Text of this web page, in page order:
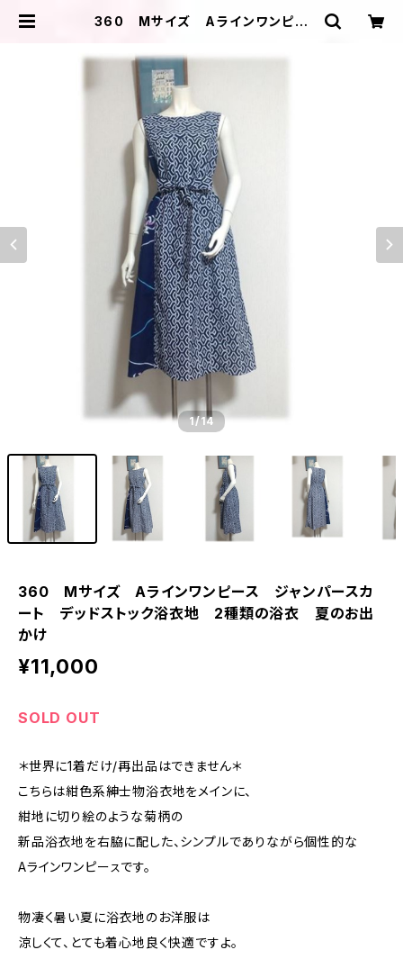
360 Mサイズ Aラインワンピー
かけ | ＩＬＩＫＡ ＤＥＳＩＧＮＳ
1/14
360 Mサイズ Aラインワンピース ジャンパースカ
ート デッドストック浴衣地 2種類の浴衣 夏のお出
かけ
¥11,000
SOLD OUT
＊世界に1着だけ/再出品はできません＊
こちらは紺色系紳士物浴衣地をメインに、
紺地に切り絵のような菊柄の
新品浴衣地を右脇に配した、シンプルでありながら個性的な
Aラインワンピーㇲです。
物凄く暑い夏に浴衣地のお洋服は
涼しくて、とても着心地良く快適ですよ。